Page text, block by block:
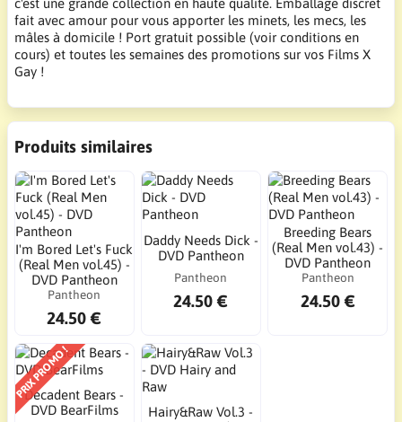
c'est une grande collection en haute qualité. Emballage discret
fait avec amour pour vous apporter les minets, les mecs, les
mâles à domicile ! Port gratuit possible (voir conditions en
cours) et toutes les semaines des promotions sur vos Films X
Gay !
Produits similaires
I'm Bored Let's Fuck
(Real Men vol.45) -
DVD Pantheon
Pantheon
24.50 €
Daddy Needs Dick -
DVD Pantheon
Pantheon
24.50 €
Breeding Bears
(Real Men vol.43) -
DVD Pantheon
Pantheon
24.50 €
PRIX PROMO !
Decadent Bears -
DVD BearFilms
Hairy&Raw Vol.3 -